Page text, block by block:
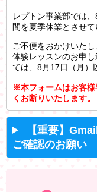
レプトン事業部では
間を夏季休業とさせて
ご不便をおかけいた
体験レッスンのお申
ては、8月17日（月）
※本フォームはお客様
くお断りいたします。
【重要】
ご確認のお願い